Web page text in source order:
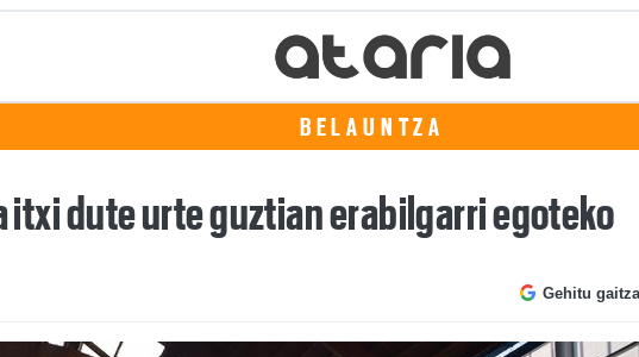
BELAUNTZA
dute urte guztian erabilgarri egoteko
Gehitu